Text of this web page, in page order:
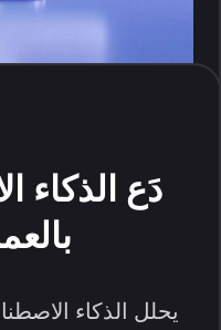
دَع الذكاء
يحلل الذكاء